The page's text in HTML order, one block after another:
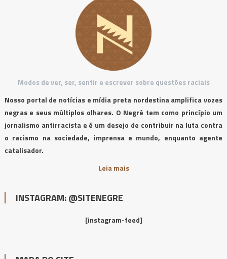
Modos de ver, ser, sentir e escrever sobre questões raciais
Nosso portal de notícias e mídia preta nordestina amplifica vozes
negras e seus múltiplos olhares. O Negrê tem como princípio um
jornalismo antirracista e é um desejo de contribuir na luta contra
o racismo na sociedade, imprensa e mundo, enquanto agente
catalisador.
Leia mais
INSTAGRAM: @SITENEGRE
[instagram-feed]